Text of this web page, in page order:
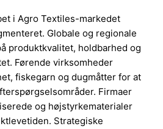
i Agro Textiles-markedet
Globale og regionale
produktkvalitet, holdbarhed og
Førende virksomheder
fiskegarn og dugmåtter for at
Firmaer
og højstyrkematerialer
Strategiske